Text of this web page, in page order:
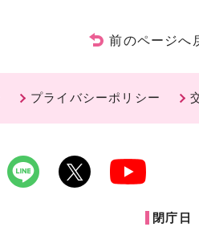
前のページへ
プライバシーポリシー
閉庁日